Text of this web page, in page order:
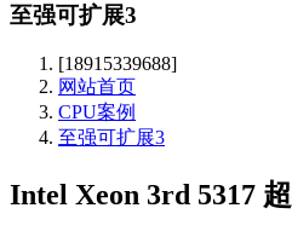
至强可扩展3
[18915339688]
网站首页
CPU案例
至强可扩展3
Intel Xeon 3rd 5317